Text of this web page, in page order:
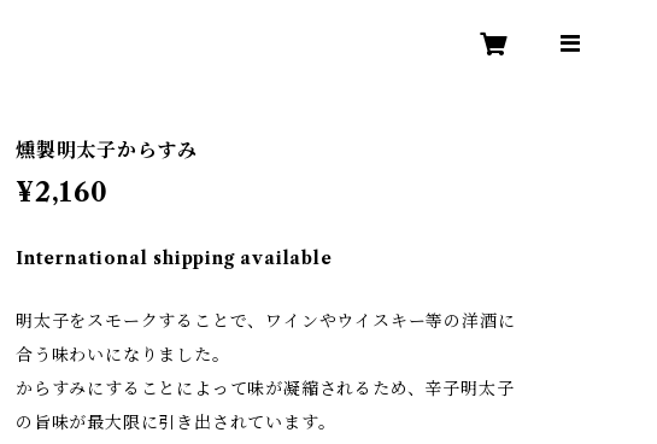
燻製明太子からすみ
¥2,160
International shipping available
明太子をスモークすることで、ワインやウイスキー等の洋酒に
合う味わいになりました。
からすみにすることによって味が凝縮されるため、辛子明太子
の旨味が最大限に引き出されています。